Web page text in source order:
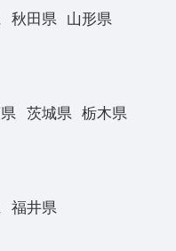
秋田県
山形県
茨城県
栃木県
福井県